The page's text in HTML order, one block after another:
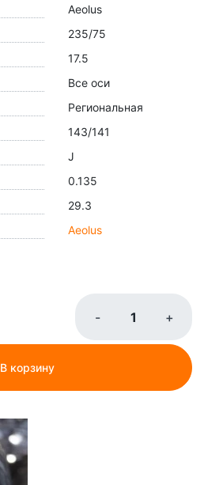
Aeolus
235/75
17.5
Все оси
Региональная
143/141
J
0.135
29.3
Aeolus
- +
В корзину